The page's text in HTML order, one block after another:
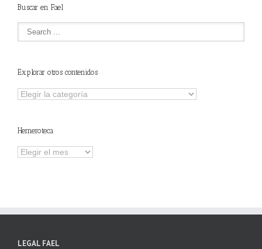
Buscar en Fael
Explorar otros contenidos
Explorar
Hemeroteca
Hemeroteca
LEGAL FAEL